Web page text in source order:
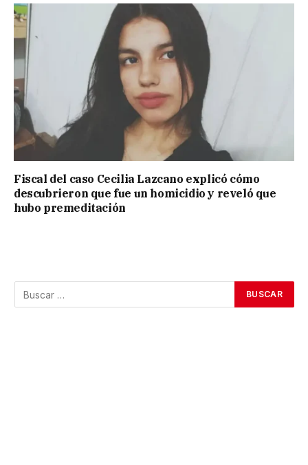
Fiscal del caso Cecilia Lazcano explicó cómo
descubrieron que fue un homicidio y reveló que
hubo premeditación